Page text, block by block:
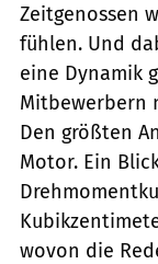
Zeitgenossen
fühlen. Und
eine Dynamik
Mitbewerbern
Den größten
Motor. Ein
wovon die